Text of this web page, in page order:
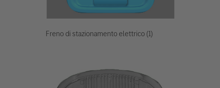
Freno di stazionamento elettrico (1)